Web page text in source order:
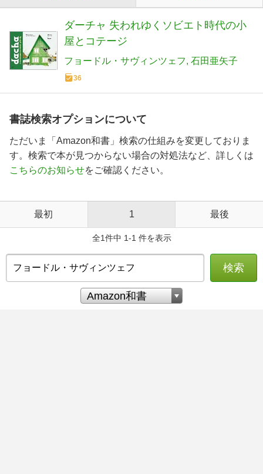
ダーチャ 失われゆくソビエト時代の小
屋とコテージ
フョードル・サヴィンツェフ 石田亜矢子
36
書誌検索オプションについて
ただいま「Amazon和書」検索の仕組みを変更しておりま
す。検索で本が見つからない場合の対処法など、詳しくは
こちらのお知らせをご確認ください。
最初 1 最後
全1件中 1-1 件を表示
検索